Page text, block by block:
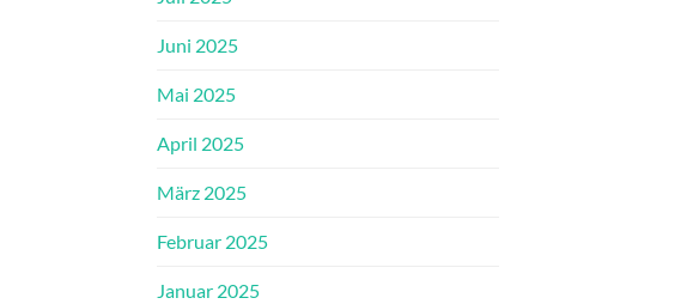
Juni 2025
Mai 2025
April 2025
März 2025
Februar 2025
Januar 2025